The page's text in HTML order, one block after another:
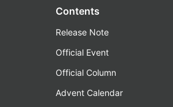
Contents
Release Note
Official Event
Official Column
Advent Calendar